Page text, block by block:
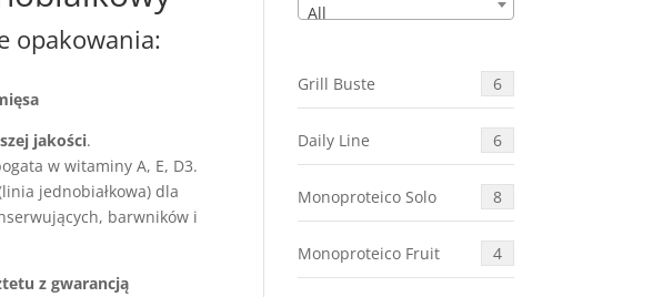
opakowania:
jakości.
w witaminy A, E, D3.
jednobiałkowa) dla
barwników i
z gwarancją
All
Grill Buste 6
Daily Line 6
Monoproteico Solo 8
Monoproteico Fruit 4